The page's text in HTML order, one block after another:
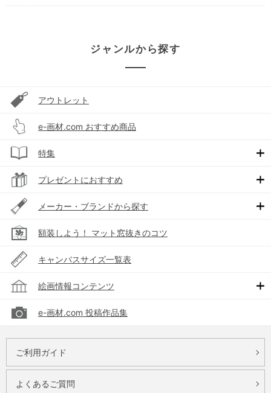
ジャンルから探す
アウトレット
e-画材.com おすすめ商品
特集
プレゼントにおすすめ
メーカー・ブランドから探す
額装しよう！ マット窓抜きのコツ
キャンバスサイズ一覧表
絵画情報コンテンツ
e-画材.com 投稿作品集
ご利用ガイド
よくあるご質問